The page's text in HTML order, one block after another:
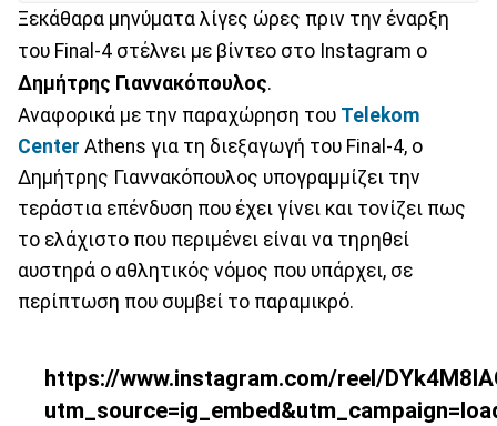
Ξεκάθαρα μηνύματα λίγες ώρες πριν την έναρξη
του Final-4 στέλνει με βίντεο στο Instagram ο
Δημήτρης Γιαννακόπουλος.
Αναφορικά με την παραχώρηση του Telekom
Center Athens για τη διεξαγωγή του Final-4, ο
Δημήτρης Γιαννακόπουλος υπογραμμίζει την
τεράστια επένδυση που έχει γίνει και τονίζει πως
το ελάχιστο που περιμένει είναι να τηρηθεί
αυστηρά ο αθλητικός νόμος που υπάρχει, σε
περίπτωση που συμβεί το παραμικρό.
https://www.instagram.com/reel/